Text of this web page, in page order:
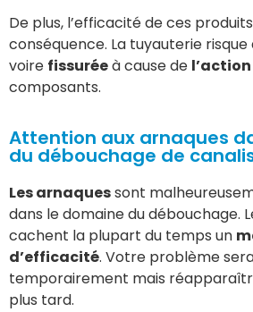
De plus, l’efficacité de ces
conséquence. La tuyauterie risque
voire fissuréeà cause de
composants.
Attention aux arnaques
du débouchage de
Les arnaquessont
dans le domaine du débouchage.
cachent la plupart du temps un
d’efficacité. Votre problème
temporairement mais
plus tard.